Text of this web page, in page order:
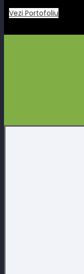
Vezi Portofoliu